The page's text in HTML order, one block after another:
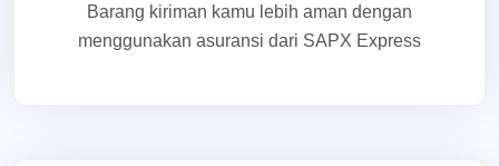
Barang kiriman kamu lebih aman dengan
menggunakan asuransi dari SAPX Express